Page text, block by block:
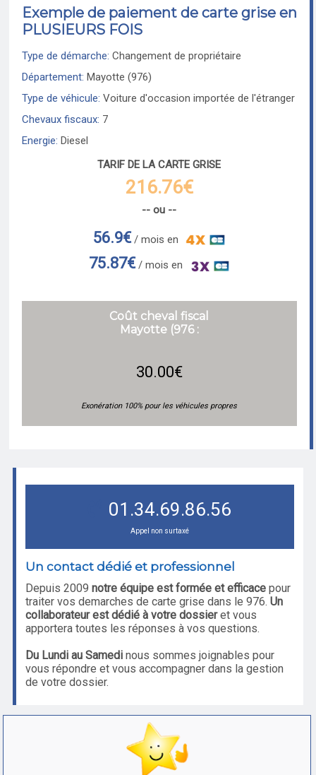
Exemple de paiement de carte grise en
PLUSIEURS FOIS
Type de démarche: Changement de propriétaire
Département: Mayotte (976)
Type de véhicule: Voiture d'occasion importée de l'étranger
Chevaux fiscaux: 7
Energie: Diesel
TARIF DE LA CARTE GRISE
216.76€
-- ou --
56.9€/ mois en
75.87€/ mois en
Coût cheval fiscal
Mayotte (976 :
30.00€
Exonération 100% pour les véhicules propres
01.34.69.86.56
Appel non surtaxé
Un contact dédié et professionnel
Depuis 2009 notre équipe est formée et efficacepour
traiter vos demarches de carte grise dans le 976. Un
collaborateur est dédié à votre dossieret vous
apportera toutes les réponses à vos questions.
Du Lundi au Samedinous sommes joignables pour
vous répondre et vous accompagner dans la gestion
de votre dossier.